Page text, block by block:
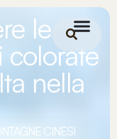
le
colorate
nella
CINESI